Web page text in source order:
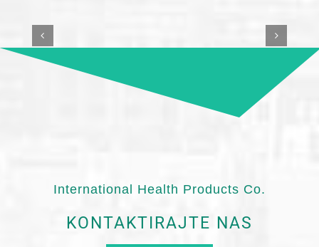
International Health Products Co.
KONTAKTIRAJTE NAS